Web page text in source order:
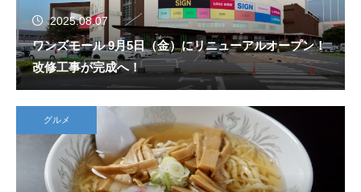
2025.08.07
ワンズモール 9月5日（金）にリニューアルオープン！
改修工事が完成へ！
グルメ